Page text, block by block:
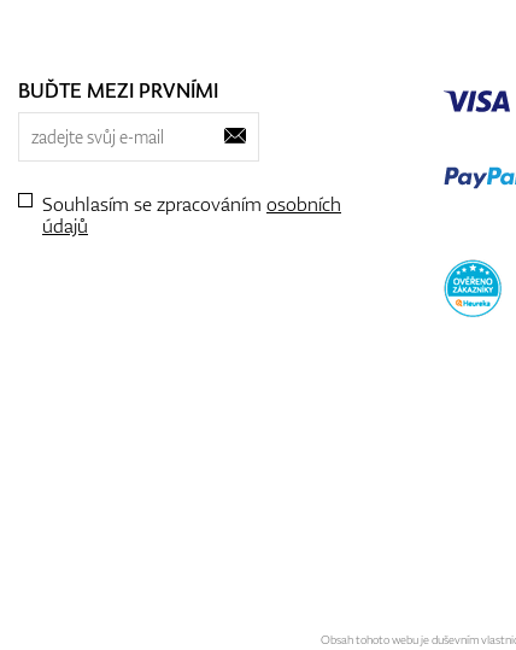
BUĎTE MEZI PRVNÍMI
Souhlasím se zpracováním osobních
údajů
Obsah tohoto webu je duševním